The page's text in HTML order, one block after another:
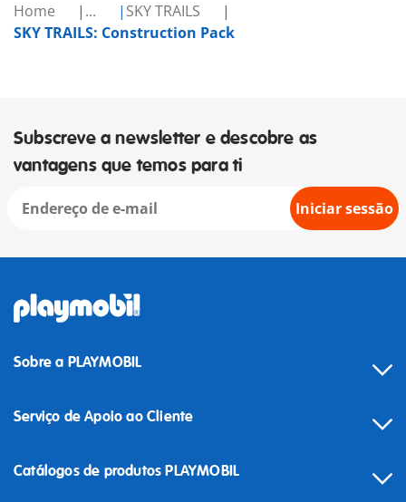
Home ...
SKY TRAILS
SKY TRAILS: Construction Pack
Subscreve a newsletter e descobre as
vantagens que temos para ti
Iniciar sessão
Sobre a PLAYMOBIL
Serviço de Apoio ao Cliente
Catálogos de produtos PLAYMOBIL